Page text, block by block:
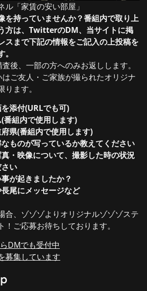
ル「家賃の安い部屋」
を持っていませんか？番組内で取り上
方は、TwitterのDM、当サイトに掲
スまで下記の情報をご記入の上投稿を
後、一部の方へのみお返しします。
ご友人・ご家族が撮られたオリジナ
ます。
添付(URLでも可)
番組内で使用します)
県(番組内で使用します)
ものが写っているか教えてください
・映像について、撮影した時の状況
い
が起きましたか？
尾にメッセージなど
合、ゾゾゾよりオリジナルゾゾゾステ
！ご応募お待ちしております。
DMでも受付中
募集しています